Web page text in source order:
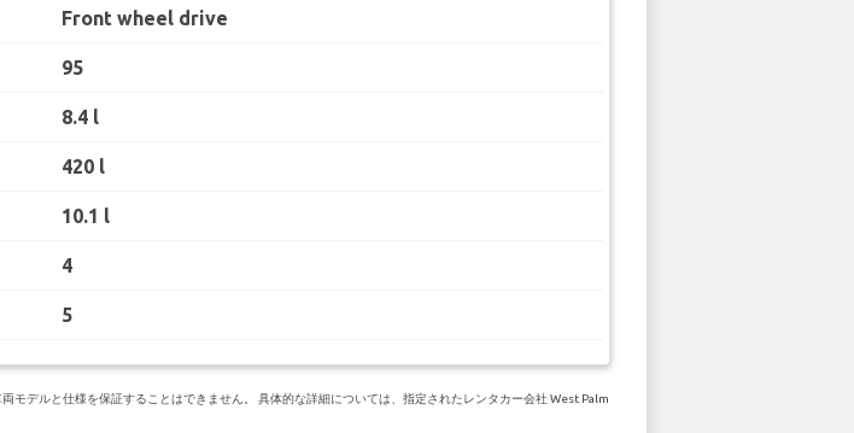
Front wheel drive
95
8.4 l
420 l
10.1 l
4
5
デルと仕様を保証することはできません。 具体的な詳細については、指定されたレンタカー会社 West Palm